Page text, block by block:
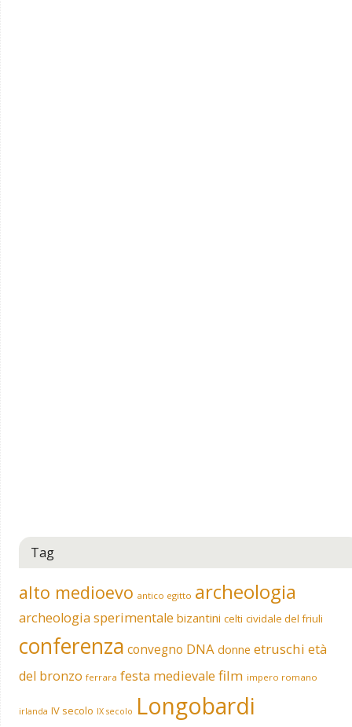
Tag
alto medioevo antico egitto archeologia
archeologia sperimentale bizantini celti cividale del friuli
conferenza convegno DNA donne etruschi età
del bronzo ferrara festa medievale film impero romano
irlanda IV secolo IX secolo Longobardi